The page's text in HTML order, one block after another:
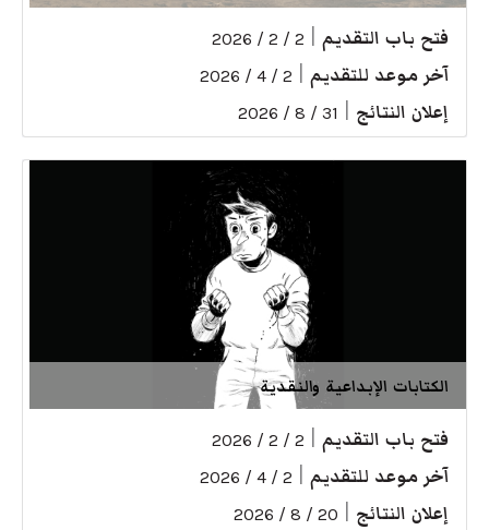
فتح باب التقديم 2 / 2 / 2026
آخر موعد للتقديم 2 / 4 / 2026
إعلان النتائج 31 / 8 / 2026
الكتابات الإبداعية والنقدية
فتح باب التقديم 2 / 2 / 2026
آخر موعد للتقديم 2 / 4 / 2026
إعلان النتائج 20 / 8 / 2026